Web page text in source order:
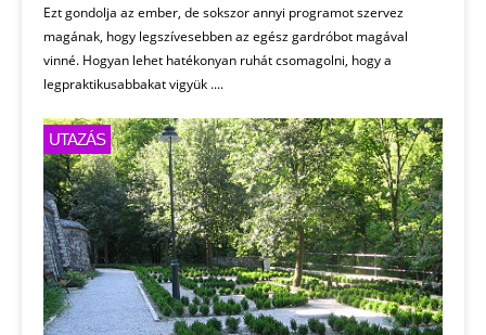
Ezt gondolja az ember, de sokszor annyi programot szervez
magának, hogy legszívesebben az egész gardróbot magával
vinné. Hogyan lehet hatékonyan ruhát csomagolni, hogy a
legpraktikusabbakat vigyük ....
UTAZÁS